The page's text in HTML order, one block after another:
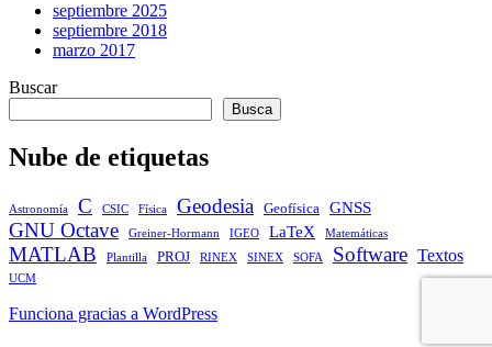
septiembre 2025
septiembre 2018
marzo 2017
Buscar
Busca
Nube de etiquetas
Astronomía C CSIC Física Geodesia Geofísica GNSS
GNU Octave Greiner-Hormann IGEO LaTeX Matemáticas
MATLAB Plantilla PROJ RINEX SINEX SOFA Software Textos
UCM
Funciona gracias a WordPress